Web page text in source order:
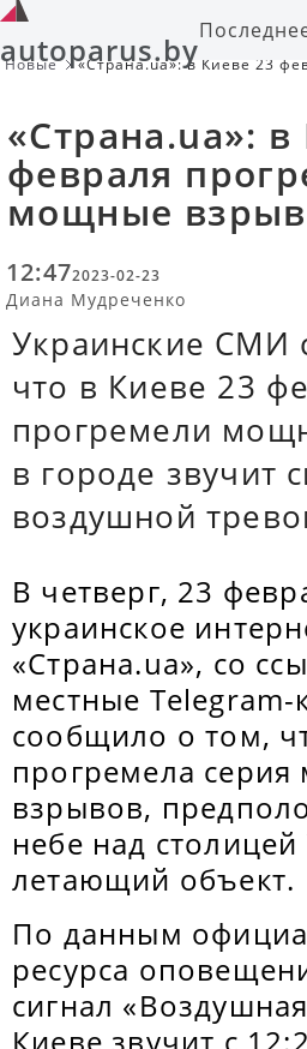
autoparus.by
Новые
«Страна.ua»: в Киеве 23
«Страна.ua»: в
февраля
мощные
12:472023-02-23
Диана Мудреченко
Украинские СМИ
что в Киеве 23
прогремели
в городе звучит
воздушной
В четверг, 23
украинское
«Страна.ua», со
местные Telegram-
сообщило о том,
прогремела
взрывов,
небе над
летающий объект.
По данным
ресурса
сигнал